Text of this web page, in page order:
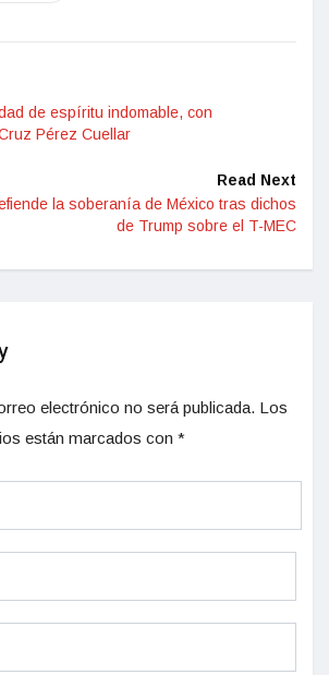
de espíritu indomable, con
Pérez Cuellar
Read Next
la soberanía de México tras dichos
de Trump sobre el T-MEC
electrónico no será publicada. Los
están marcados con *